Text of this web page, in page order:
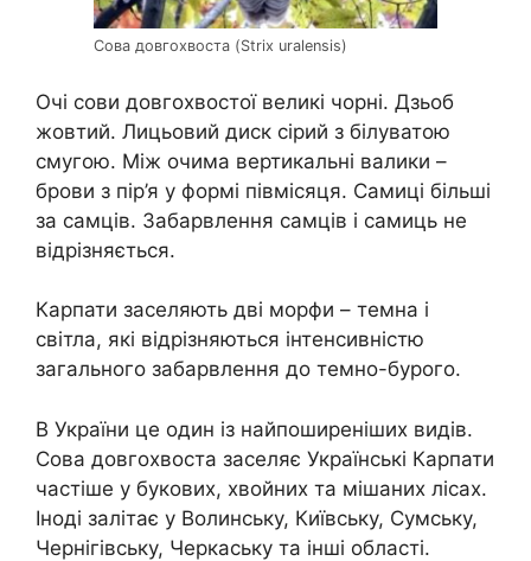
Сова довгохвоста (Strix uralensis)
Очі сови довгохвостої великі чорні. Дзьоб
жовтий. Лицьовий диск сірий з білуватою
смугою. Між очима вертикальні валики –
брови з пір’я у формі півмісяця. Самиці більші
за самців. Забарвлення самців і самиць не
відрізняється.
Карпати заселяють дві морфи – темна і
світла, які відрізняються інтенсивністю
загального забарвлення до темно-бурого.
В України це один із найпоширеніших видів.
Сова довгохвоста заселяє Українські Карпати
частіше у букових, хвойних та мішаних лісах.
Іноді залітає у Волинську, Київську, Сумську,
Чернігівську, Черкаську та інші області.